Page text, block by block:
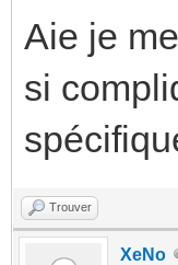
Aie je
si
Trouver
XeNo